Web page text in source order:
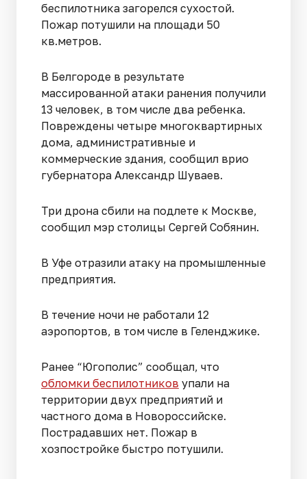
беспилотника загорелся сухостой.
Пожар потушили на площади 50
кв.метров.
В Белгороде в результате
массированной атаки ранения получили
13 человек, в том числе два ребенка.
Повреждены четыре многоквартирных
дома, административные и
коммерческие здания, сообщил врио
губернатора Александр Шуваев.
Три дрона сбили на подлете к Москве,
сообщил мэр столицы Сергей Собянин.
В Уфе отразили атаку на промышленные
предприятия.
В течение ночи не работали 12
аэропортов, в том числе в Геленджике.
Ранее “Югополис” сообщал, что
обломки беспилотников упали на
территории двух предприятий и
частного дома в Новороссийске.
Пострадавших нет. Пожар в
хозпостройке быстро потушили.